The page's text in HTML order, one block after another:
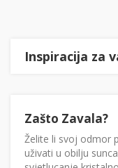
Inspiracija za
Zašto Zavala?
Želite li svoj odmor
uživati u obilju